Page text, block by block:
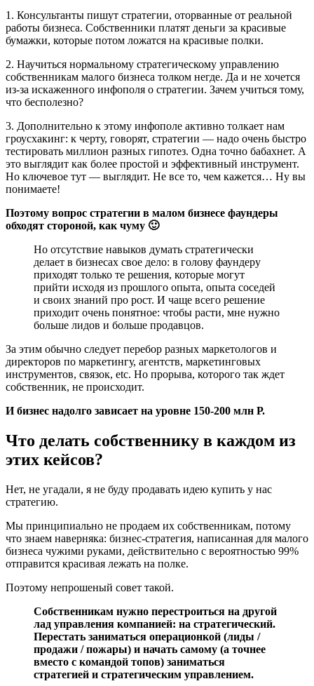
1. Консультанты пишут стратегии, оторванные от реальной
работы бизнеса. Собственники платят деньги за красивые
бумажки, которые потом ложатся на красивые полки.
2. Научиться нормальному стратегическому управлению
собственникам малого бизнеса толком негде. Да и не хочется
из-за искаженного инфополя о стратегии. Зачем учиться тому,
что бесполезно?
3. Дополнительно к этому инфополе активно толкает нам
гроусхакинг: к черту, говорят, стратегии — надо очень быстро
тестировать миллион разных гипотез. Одна точно бабахнет. А
это выглядит как более простой и эффективный инструмент.
Но ключевое тут — выглядит. Не все то, чем кажется… Ну вы
понимаете!
Поэтому вопрос стратегии в малом бизнесе фаундеры
обходят стороной, как чуму 🙂
Но отсутствие навыков думать стратегически
делает в бизнесах свое дело: в голову фаундеру
приходят только те решения, которые могут
прийти исходя из прошлого опыта, опыта соседей
и своих знаний про рост. И чаще всего решение
приходит очень понятное: чтобы расти, мне нужно
больше лидов и больше продавцов.
За этим обычно следует перебор разных маркетологов и
директоров по маркетингу, агентств, маркетинговых
инструментов, связок, etc. Но прорыва, которого так ждет
собственник, не происходит.
И бизнес надолго зависает на уровне 150-200 млн Р.
Что делать собственнику в каждом из
этих кейсов?
Нет, не угадали, я не буду продавать идею купить у нас
стратегию.
Мы принципиально не продаем их собственникам, потому
что знаем наверняка: бизнес-стратегия, написанная для малого
бизнеса чужими руками, действительно с вероятностью 99%
отправится красивая лежать на полке.
Поэтому непрошеный совет такой.
Собственникам нужно перестроиться на другой
лад управления компанией: на стратегический.
Перестать заниматься операционкой (лиды /
продажи / пожары) и начать самому (а точнее
вместо с командой топов) заниматься
стратегией и стратегическим управлением.